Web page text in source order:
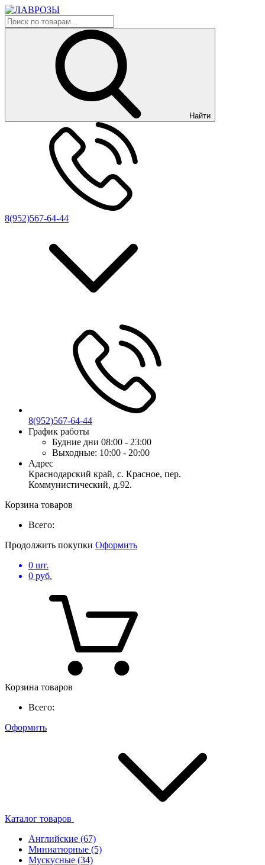
Найти
8(952)567-64-44
8(952)567-64-44
График работы
Будние дни 08:00 - 23:00
Выходные: 10:00 - 20:00
Адрес
Краснодарский край, с. Красное, пер.
Коммунистический, д.92.
Корзина товаров
Всего:
Продолжить покупки Оформить
0 шт.
0 руб.
Корзина товаров
Всего:
Оформить
Каталог товаров
Английские (67)
Миниатюрные (5)
Мускусные (34)